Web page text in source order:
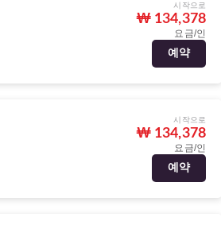
시작으로
₩ 134,378
요금/인
예약
시작으로
₩ 134,378
요금/인
예약